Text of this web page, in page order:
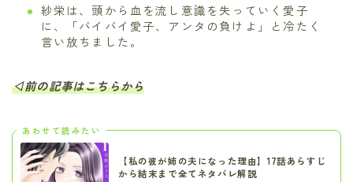
紗栄は、頭から血を流し意識を失っていく愛子
に、「バイバイ愛子、アンタの負けよ」と冷たく
言い放ちました。
◁前の記事はこちらから
あわせて読みたい
【私の彼が姉の夫になった理由】17話あらすじ
から結末まで全てネタバレ解説